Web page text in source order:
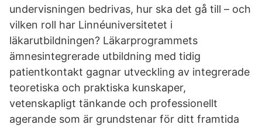
undervisningen bedrivas, hur ska det gå till – och
vilken roll har Linnéuniversitetet i
läkarutbildningen? Läkarprogrammets
ämnesintegrerade utbildning med tidig
patientkontakt gagnar utveckling av integrerade
teoretiska och praktiska kunskaper,
vetenskapligt tänkande och professionellt
agerande som är grundstenar för ditt framtida